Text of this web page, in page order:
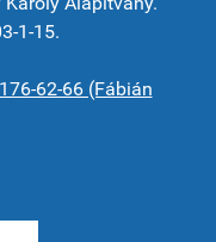
1-15.
62-66 (Fábián